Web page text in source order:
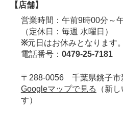
【店舗】
営業時間：午前9時00分～
（定休日：毎週 水曜日）
※元日はお休みとなります。
電話番号： 0479-25-7181
〒288-0056 千葉県銚子市
Googleマップで見る
（新
す）